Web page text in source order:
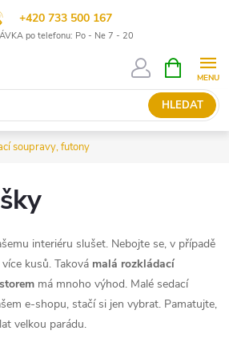
+420 733 500 167
po telefonu: Po - Ne 7 - 20
HLEDAT
NÁKUPNÍ
KOŠÍK
soupravy, futony
interiéru slušet. Nebojte se, v případě
kusů. Taková malá rozkládací
má mnoho výhod. Malé sedací
e-shopu, stačí si jen vybrat. Pamatujte,
velkou parádu.